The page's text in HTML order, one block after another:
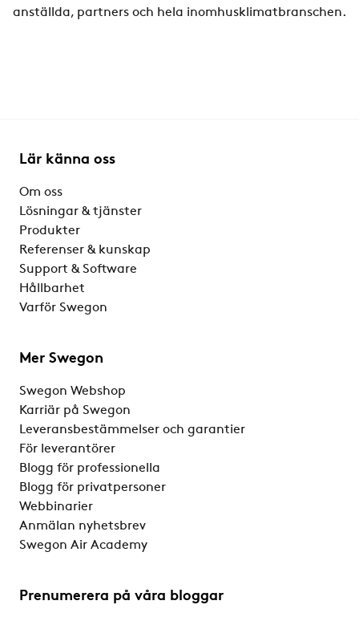
anställda, partners och hela inomhusklimatbranschen.
Lär känna oss
Om oss
Lösningar & tjänster
Produkter
Referenser & kunskap
Support & Software
Hållbarhet
Varför Swegon
Mer Swegon
Swegon Webshop
Karriär på Swegon
Leveransbestämmelser och garantier
För leverantörer
Blogg för professionella
Blogg för privatpersoner
Webbinarier
Anmälan nyhetsbrev
Swegon Air Academy
Prenumerera på våra bloggar